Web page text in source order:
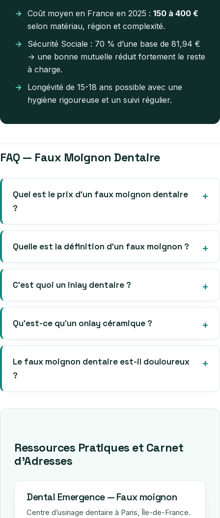
Coût moyen en France en 2025 : 150 à 400 €
selon matériau, région et complexité.
Sécurité Sociale : 70 % d’une base de 81,94 €
→ une bonne mutuelle réduit fortement le reste
à charge.
Longévité de 15-18 ans possible avec une
hygiène rigoureuse et un suivi régulier.
FAQ — Faux Moignon Dentaire
Quel est le prix d’un faux moignon dentaire
?
Quelle est la définition d’un faux moignon ?
C’est quoi un inlay dentaire ?
Qu’est-ce qu’un onlay céramique ?
Le faux moignon dentaire est-il douloureux
?
Ressources Pratiques et Carnet
d’Adresses
Dental Emergence — Faux moignon
Centre d’usinage dentaire à Paris, Île-de-France.